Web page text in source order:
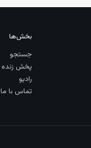
بخش‌ها
جستجو
پخش زنده
رادیو
تماس با ما